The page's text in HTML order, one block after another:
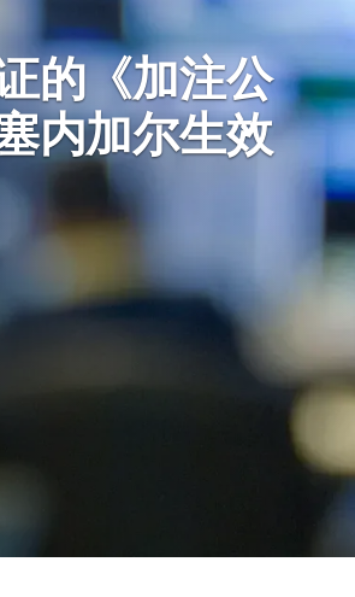
的《加注公
内加尔生效